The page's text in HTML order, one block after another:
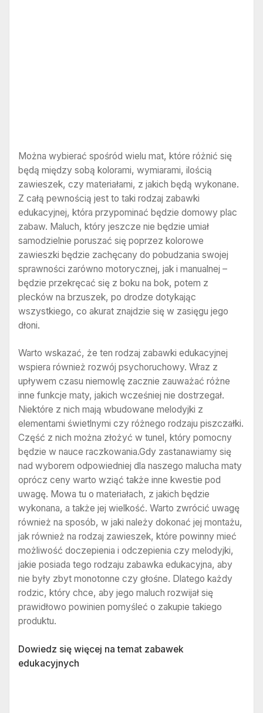
Można wybierać spośród wielu mat, które różnić się
będą między sobą kolorami, wymiarami, ilością
zawieszek, czy materiałami, z jakich będą wykonane.
Z całą pewnością jest to taki rodzaj zabawki
edukacyjnej, która przypominać będzie domowy plac
zabaw. Maluch, który jeszcze nie będzie umiał
samodzielnie poruszać się poprzez kolorowe
zawieszki będzie zachęcany do pobudzania swojej
sprawności zarówno motorycznej, jak i manualnej –
będzie przekręcać się z boku na bok, potem z
plecków na brzuszek, po drodze dotykając
wszystkiego, co akurat znajdzie się w zasięgu jego
dłoni.
Warto wskazać, że ten rodzaj zabawki edukacyjnej
wspiera również rozwój psychoruchowy. Wraz z
upływem czasu niemowlę zacznie zauważać różne
inne funkcje maty, jakich wcześniej nie dostrzegał.
Niektóre z nich mają wbudowane melodyjki z
elementami świetlnymi czy różnego rodzaju piszczałki.
Część z nich można złożyć w tunel, który pomocny
będzie w nauce raczkowania.Gdy zastanawiamy się
nad wyborem odpowiedniej dla naszego malucha maty
oprócz ceny warto wziąć także inne kwestie pod
uwagę. Mowa tu o materiałach, z jakich będzie
wykonana, a także jej wielkość. Warto zwrócić uwagę
również na sposób, w jaki należy dokonać jej montażu,
jak również na rodzaj zawieszek, które powinny mieć
możliwość doczepienia i odczepienia czy melodyjki,
jakie posiada tego rodzaju zabawka edukacyjna, aby
nie były zbyt monotonne czy głośne. Dlatego każdy
rodzic, który chce, aby jego maluch rozwijał się
prawidłowo powinien pomyśleć o zakupie takiego
produktu.
Dowiedz się więcej na temat zabawek
edukacyjnych